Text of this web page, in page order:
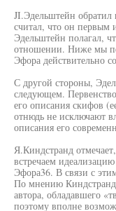
JI.Эдельштейн
считал, что он первым
Эдельштейн полагал,
отношении. Ниже мы
Эфора действительно
С другой стороны,
следующем.
его описания скифов
отнюдь не исключают
описания его
Я.Киндстранд
встречаем
Эфора36. В связи с
По мнению
автора, обладавшего
поэтому вполне